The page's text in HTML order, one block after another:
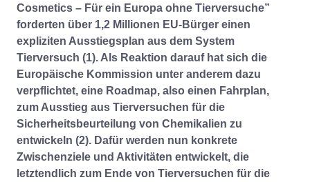
Cosmetics – Für ein Europa ohne Tierversuche”
forderten über 1,2 Millionen EU-Bürger einen
expliziten Ausstiegsplan aus dem System
Tierversuch (1). Als Reaktion darauf hat sich die
Europäische Kommission unter anderem dazu
verpflichtet, eine Roadmap, also einen Fahrplan,
zum Ausstieg aus Tierversuchen für die
Sicherheitsbeurteilung von Chemikalien zu
entwickeln (2). Dafür werden nun konkrete
Zwischenziele und Aktivitäten entwickelt, die
letztendlich zum Ende von Tierversuchen für die